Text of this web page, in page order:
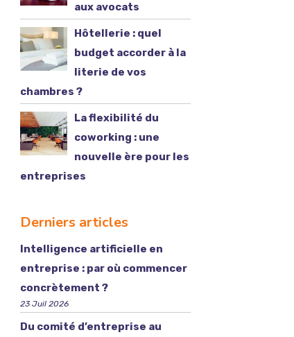
aux avocats
Hôtellerie : quel
budget accorder à la
literie de vos
chambres ?
La flexibilité du
coworking : une
nouvelle ère pour les
entreprises
Derniers articles
Intelligence artificielle en
entreprise : par où commencer
concrètement ?
23 Juil 2026
Du comité d’entreprise au